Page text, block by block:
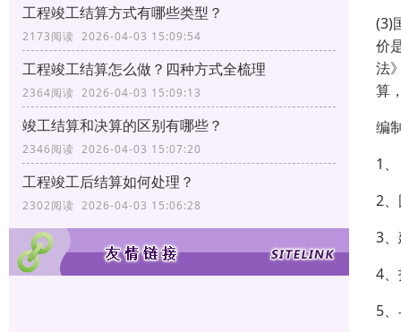
工程竣工结算方式有哪些类型？
2173阅读 2026-04-03 15:09:54
工程竣工结算怎么做？四种方式全梳理
2364阅读 2026-04-03 15:09:13
竣工结算和决算的区别有哪些？
2346阅读 2026-04-03 15:07:20
工程竣工后结算如何处理？
2302阅读 2026-04-03 15:06:28
(3)
价
法
算
编
1
2
3
4
5